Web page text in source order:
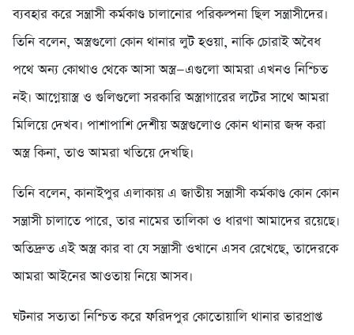
ব্যবহার করে সন্ত্রাসী কর্মকাণ্ড চালানোর পরিকল্পনা ছিল সন্ত্রাসীদের।
তিনি বলেন, অস্ত্রগুলো কোন থানার লুট হওয়া, নাকি চোরাই অবৈধ
পথে অন্য কোথাও থেকে আসা অস্ত্র—এগুলো আমরা এখনও নিশ্চিত
নই। আগ্নেয়াস্ত্র ও গুলিগুলো সরকারি অস্ত্রাগারের লটের সাথে আমরা
মিলিয়ে দেখব। পাশাপাশি দেশীয় অস্ত্রগুলোও কোন থানার জব্দ করা
অস্ত্র কিনা, তাও আমরা খতিয়ে দেখছি।
তিনি বলেন, কানাইপুর এলাকায় এ জাতীয় সন্ত্রাসী কর্মকাণ্ড কোন কোন
সন্ত্রাসী চালাতে পারে, তার নামের তালিকা ও ধারণা আমাদের রয়েছে।
অতিদ্রুত এই অস্ত্র কার বা যে সন্ত্রাসী ওখানে এসব রেখেছে, তাদেরকে
আমরা আইনের আওতায় নিয়ে আসব।
ঘটনার সত্যতা নিশ্চিত করে ফরিদপুর কোতোয়ালি থানার ভারপ্রাপ্ত